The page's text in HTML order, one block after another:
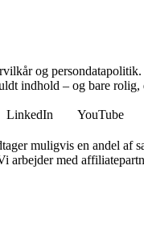
og persondatapolitik.
indhold – og bare rolig,
LinkedIn YouTube
muligvis en andel af
arbejder med